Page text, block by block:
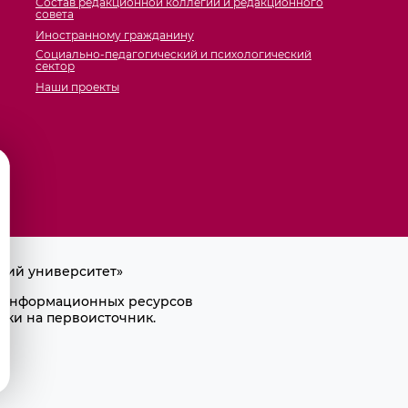
совета
Иностранному гражданину
Социально-педагогический и психологический
сектор
Наши проекты
университет»
информационных ресурсов
на первоисточник.